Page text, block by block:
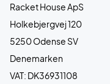
Racket House ApS
Holkebjergvej 120
5250 Odense SV
Denemarken
VAT: DK36931108